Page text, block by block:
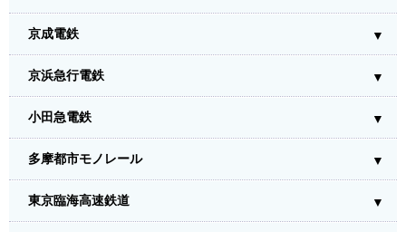
京成電鉄
京浜急行電鉄
小田急電鉄
多摩都市モノレール
東京臨海高速鉄道